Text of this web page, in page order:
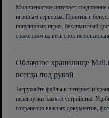
Молниеносное интернет-
игровым серверам. Приятные
популярных играх, безлимитный
сражениям на весь срок
Облачное хранилище
всегда под рукой
Загружайте файлы в интернет и
перегрузки памяти устройства.
сохранения важных документов,